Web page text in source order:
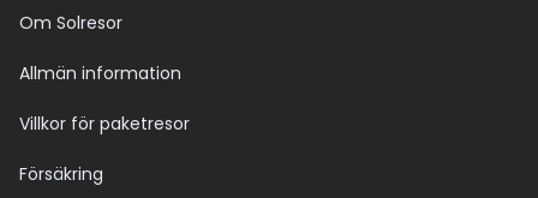
Om Solresor
Allmän information
Villkor för paketresor
Försäkring